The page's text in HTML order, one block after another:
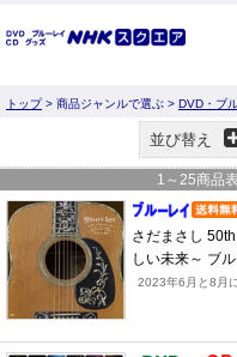
トップ> 商品ジャンルで選ぶ > DVD・ブ
並び替え
1 ～ 25商品
さだまさし
しい未来～ ブ
2023年6月と8月